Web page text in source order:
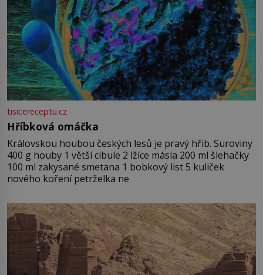
tisicereceptu.cz
Hříbková omáčka
Královskou houbou českých lesů je pravý hřib. Suroviny
400 g houby 1 větší cibule 2 lžíce másla 200 ml šlehačky
100 ml zakysané smetana 1 bobkový list 5 kuliček
nového koření petrželka ne